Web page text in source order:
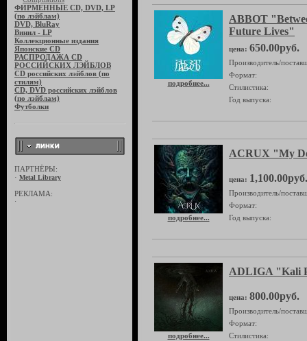
ФИРМЕННЫЕ CD, DVD, LP
(по лэйблам)
DVD, BluRay
Винил - LP
Коллекционные издания
Японские CD
РАСПРОДАЖА CD
РОССИЙСКИХ ЛЭЙБЛОВ
CD российских лэйблов (по
стилям)
CD, DVD российских лэйблов
(по лэйблам)
Футболки
ПАРТНЁРЫ:
· Metal Library
РЕКЛАМА:
·
подробнее...
ABBOT
Future Lives"
цена: 650.00руб.
Производитель/
Формат:
Стилистика:
Год выпуска:
подробнее...
ACRUX "My
цена: 1,100.00руб.
Производитель/
Формат:
Год выпуска:
подробнее...
ADLIGA "Kali
цена: 800.00руб.
Производитель/
Формат:
Стилистика: